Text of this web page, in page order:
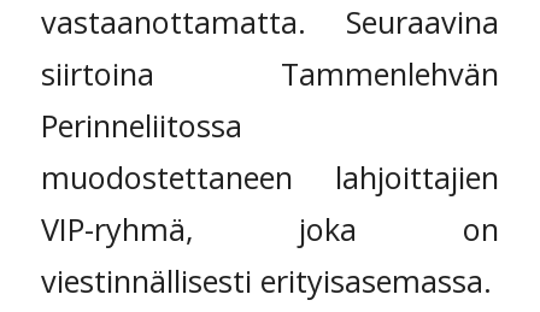
vastaanottamatta. Seuraavina
siirtoina Tammenlehvän
Perinneliitossa
muodostettaneen lahjoittajien
VIP-ryhmä, joka on
viestinnällisesti erityisasemassa.